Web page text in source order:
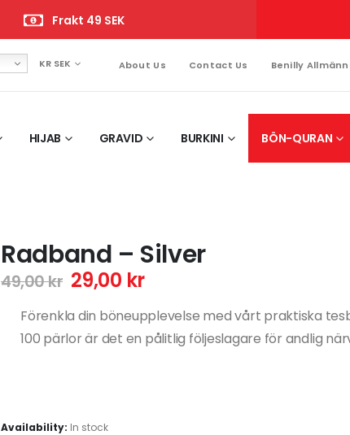
Frakt 49 SEK
KR SEK About Us Contact Us Benilly
HIJAB GRAVID BURKINI BÖN-QURAN
Radband – Silver
49,00kr 29,00 kr
Förenkla din böneupplevelse med vårt praktiska
100 pärlor är det en pålitlig följeslagare för andlig
Availability: In stock